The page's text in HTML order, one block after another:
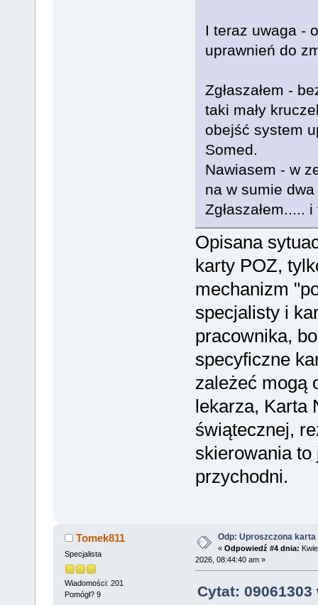
I teraz uwaga -
uprawnień do
Zgłaszałem -
taki mały
obejść system
Somed.
Nawiasem - w
na w sumie
Zgłaszałem.....
Opisana
karty POZ,
mechanizm
specjalisty i
pracownika,
specyficzne
zależeć mogą
lekarza, Karta
świątecznej,
skierowania to
przychodni.
Tomek811
Specjalista
Wiadomości: 201
Pomógł? 9
Odp: Uproszczona karta
« Odpowiedź #4 dnia:
2026, 08:44:40 am »
Cytat: